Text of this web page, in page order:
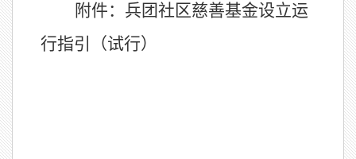
附件：兵团社区慈善基金设立运
行指引（试行）
兵